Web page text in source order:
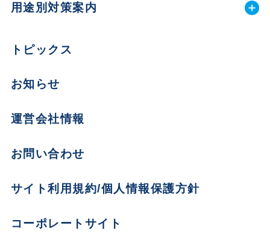
用途別対策案内
トピックス
お知らせ
運営会社情報
お問い合わせ
サイト利用規約/個人情報保護方針
コーポレートサイト